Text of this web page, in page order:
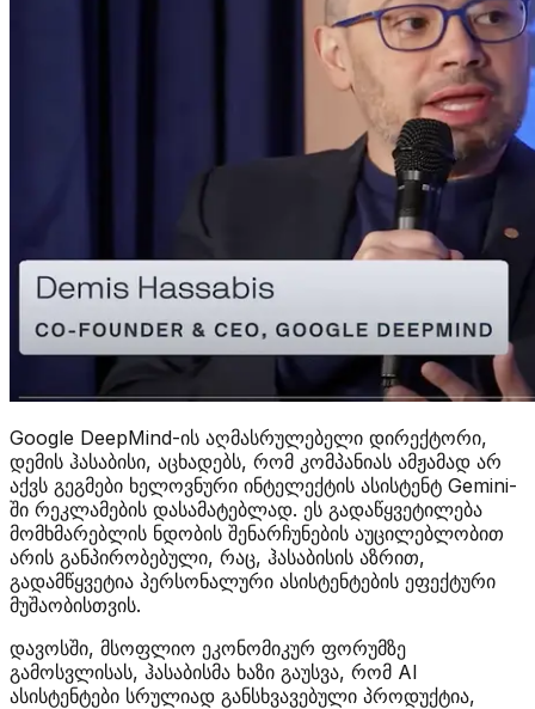
Google DeepMind-ის აღმასრულებელი დირექტორი,
დემის ჰასაბისი, აცხადებს, რომ კომპანიას ამჟამად არ
აქვს გეგმები ხელოვნური ინტელექტის ასისტენტ Gemini-
ში რეკლამების დასამატებლად. ეს გადაწყვეტილება
მომხმარებლის ნდობის შენარჩუნების აუცილებლობით
არის განპირობებული, რაც, ჰასაბისის აზრით,
გადამწყვეტია პერსონალური ასისტენტების ეფექტური
მუშაობისთვის.
დავოსში, მსოფლიო ეკონომიკურ ფორუმზე
გამოსვლისას, ჰასაბისმა ხაზი გაუსვა, რომ AI
ასისტენტები სრულიად განსხვავებული პროდუქტია,